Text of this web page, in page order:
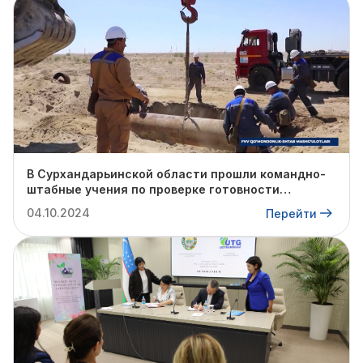
В Сурхандарьинской области прошли командно-
штабные учения по проверке готовности
отопительному сезону.
04.10.2024 Перейти